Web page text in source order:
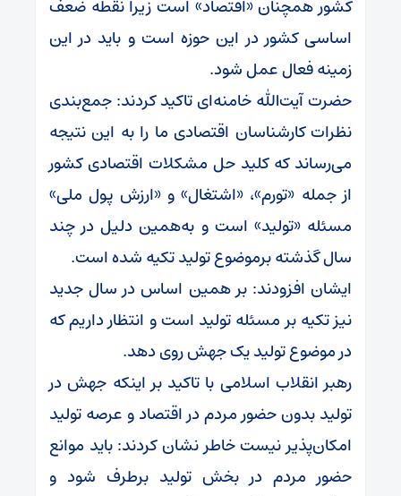
کشور همچنان «اقتصاد» است زیرا نقطه ضعف
اساسی کشور در این حوزه است و باید در این
زمینه فعال عمل شود.
حضرت آیت‌الله خامنه‌ای تاکید کردند: جمع‌بندی
نظرات کارشناسان اقتصادی ما را به این نتیجه
می‌رساند که کلید حل مشکلات اقتصادی کشور
از جمله «تورم»، «اشتغال» و «ارزش پول ملی»
مسئله «تولید» است و به‌همین دلیل در چند
سال گذشته برموضوع تولید تکیه شده است.
ایشان افزودند: بر همین اساس در سال جدید
نیز تکیه بر مسئله تولید است و انتظار داریم که
در موضوع تولید یک جهش روی دهد.
رهبر انقلاب اسلامی با تاکید بر اینکه جهش در
تولید بدون حضور مردم در اقتصاد و عرصه تولید
امکان‌پذیر نیست خاطر نشان کردند: باید موانع
حضور مردم در بخش تولید برطرف شود و